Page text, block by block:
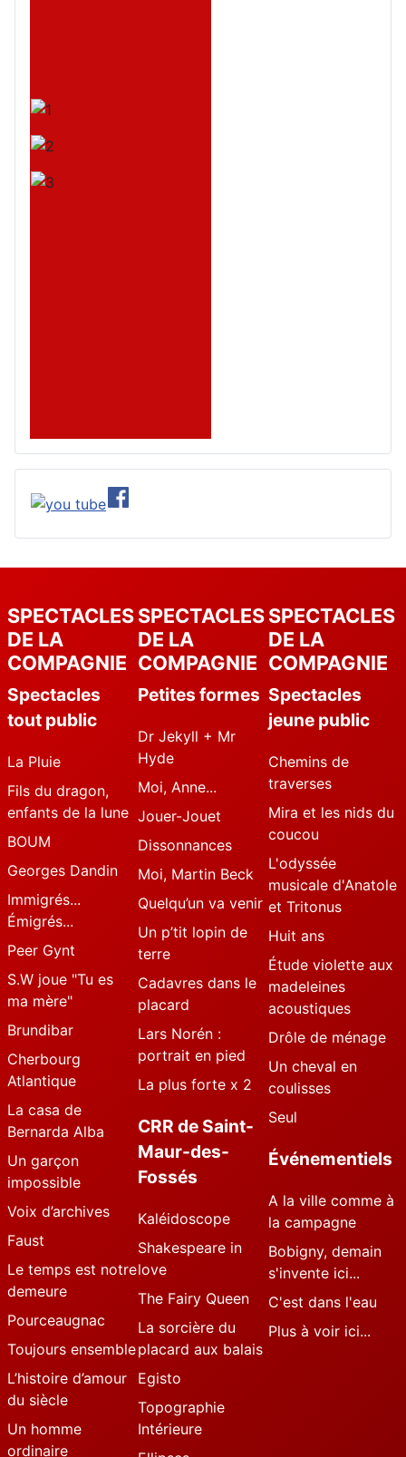
SPECTACLES
DE LA
COMPAGNIE
Spectacles
tout public
La Pluie
Fils du dragon,
enfants de la lune
BOUM
Georges Dandin
Immigrés...
Émigrés...
Peer Gynt
S.W joue "Tu es
ma mère"
Brundibar
Cherbourg
Atlantique
La casa de
Bernarda Alba
Un garçon
impossible
Voix d’archives
Faust
Le temps est notre
demeure
Pourceaugnac
Toujours ensemble
L’histoire d’amour
du siècle
Un homme
ordinaire
SPECTACLES
DE LA
COMPAGNIE
Petites formes
Dr Jekyll + Mr
Hyde
Moi, Anne...
Jouer-Jouet
Dissonnances
Moi, Martin Beck
Quelqu’un va venir
Un p’tit lopin de
terre
Cadavres dans le
placard
Lars Norén :
portrait en pied
La plus forte x 2
CRR de Saint-
Maur-des-
Fossés
Kaléidoscope
Shakespeare in
love
The Fairy Queen
La sorcière du
placard aux balais
Egisto
Topographie
Intérieure
SPECTACLES
DE LA
COMPAGNIE
Spectacles
jeune public
Chemins de
traverses
Mira et les nids du
coucou
L'odyssée
musicale d'Anatole
et Tritonus
Huit ans
Étude violette aux
madeleines
acoustiques
Drôle de ménage
Un cheval en
coulisses
Seul
Événementiels
A la ville comme à
la campagne
Bobigny, demain
s'invente ici...
C'est dans l'eau
Plus à voir ici...